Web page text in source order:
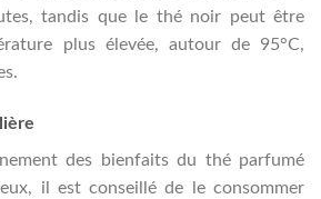
tandis que le thé noir peut être
plus élevée, autour de 95°C,
des bienfaits du thé parfumé
il est conseillé de le consommer